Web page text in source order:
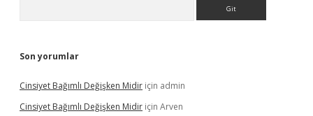
Son yorumlar
Cinsiyet Bağımlı Değişken Midir için admin
Cinsiyet Bağımlı Değişken Midir için Arven